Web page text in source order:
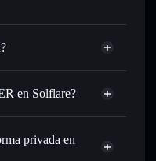
en Solflare?
con UPTOBER para
de Solana con
privada en